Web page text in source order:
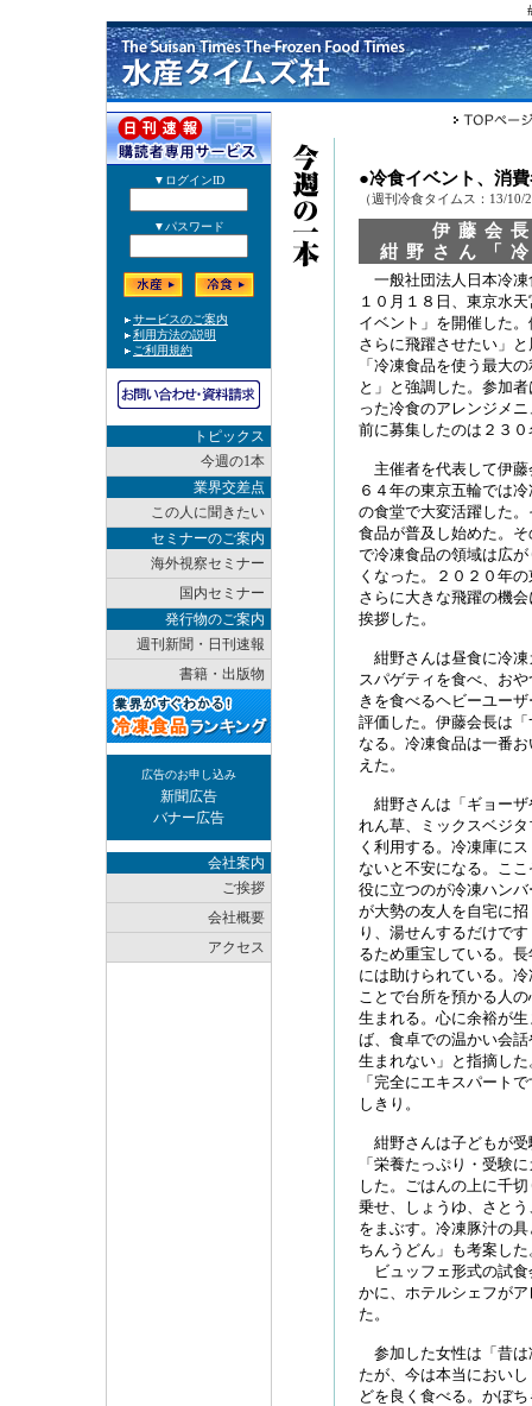
トピックス
今週の1本
業界交差点
この人に聞きたい
セミナーのご案内
海外視察セミナー
国内セミナー
発行物のご案内
週刊新聞・日刊速報
書籍・出版物
広告のお申し込み
新聞広告
バナー広告
会社案内
ご挨拶
会社概要
アクセス
●冷食イベント、消
（週刊冷食タイムス：13/10/
伊藤会
紺野さん「
一般社団法人日本冷凍
１０月１８日、東京水
イベント」を開催した
さらに飛躍させたい」
「冷凍食品を使う最大
と」と強調した。参加
った冷食のアレンジメ
前に募集したのは２３
主催者を代表して伊藤
６４年の東京五輪では
の食堂で大変活躍した
食品が普及し始めた。
で冷凍食品の領域は広
くなった。２０２０年
さらに大きな飛躍の機
挨拶した。
紺野さんは昼食に冷凍
スパゲティを食べ、お
きを食べるヘビーユー
評価した。伊藤会長は
なる。冷凍食品は一番
えた。
紺野さんは「ギョーザ
れん草、ミックスベジ
く利用する。冷凍庫に
ないと不安になる。こ
役に立つのが冷凍ハン
が大勢の友人を自宅に
り、湯せんするだけで
るため重宝している。
には助けられている。
ことで台所を預かる人
生まれる。心に余裕が
ば、食卓での温かい会
生まれない」と指摘し
「完全にエキスパート
しきり。
紺野さんは子どもが受
「栄養たっぷり・受験
した。ごはんの上に千
乗せ、しょうゆ、さと
をまぶす。冷凍豚汁の
ちんうどん」も考案した
ビュッフェ形式の試食
かに、ホテルシェフが
た。
参加した女性は「昔は
たが、今は本当におい
どを良く食べる。かぼ